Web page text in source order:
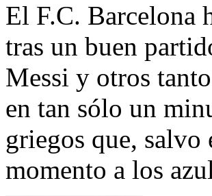
El F.C. Barcelona
tras un buen
Messi y otros
en tan sólo un
griegos que,
momento a los